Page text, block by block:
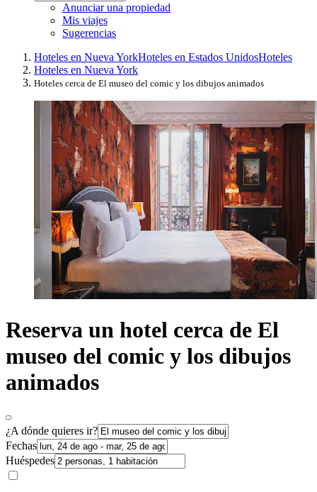
Anunciar una propiedad
Mis viajes
Sugerencias
Hoteles en Nueva YorkHoteles en Estados UnidosHoteles
Hoteles en Nueva York
Hoteles cerca de El museo del comic y los dibujos animados
Reserva un hotel cerca de El
museo del comic y los dibujos
animados
¿A dónde quieres ir?
Fechas
Huéspedes